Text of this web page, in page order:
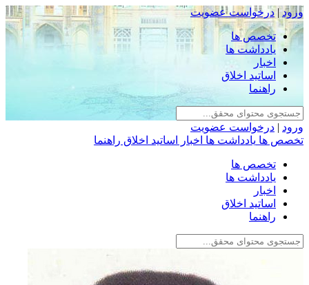
ورود| درخواست عضویت
تخصص ها
یادداشت ها
اخبار
اساتید اخلاق
راهنما
ورود | درخواست عضویت
تخصص ها یادداشت ها اخبار اساتید اخلاق راهنما
تخصص ها
یادداشت ها
اخبار
اساتید اخلاق
راهنما